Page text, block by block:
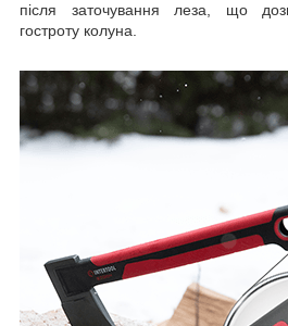
після заточування леза, що
гостроту колуна.